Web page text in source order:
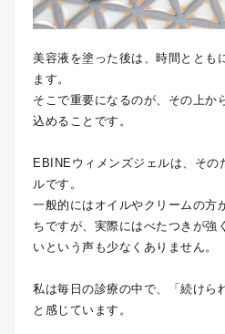
美容液を塗った後は、時間ととも
ます。
そこで重要になるのが、その上か
込めることです。
EBINEウィメンズジェルは、その
ルです。
一般的にはオイルやクリームの方
ちですが、実際にはべたつきが強
いという声も少なくありません。
私は毎日の診療の中で、「続けら
と感じています。